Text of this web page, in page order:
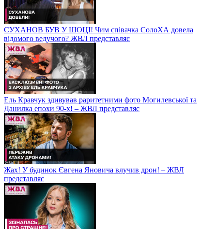
СУХАНОВ БУВ У ШОЦІ! Чим співачка СолоХА довела
відомого ведучого? ЖВЛ представляє
Ель Кравчук здивував раритетними фото Могилевської та
Данилка епохи 90-х! – ЖВЛ представляє
Жах! У будинок Євгена Яновича влучив дрон! – ЖВЛ
представляє